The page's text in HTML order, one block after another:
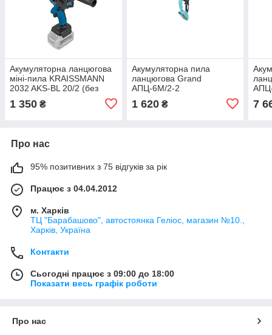
Акумуляторна ланцюгова
міні-пила KRAISSMANN
2032 AKS-BL 20/2 (без
1 350 ₴
Акумуляторна пила
ланцюгова Grand
АПЦ-6М/2-2
1 620₴ 7
Про нас
95% позитивних з 75 відгуків за рік
Працює з 04.04.2012
м. Харків
ТЦ "Барабашово", автостоянка Геліос, магазин №10.,
Харків, Україна
Контакти
Сьогодні працює з 09:00 до 18:00
Показати весь графік роботи
Про нас